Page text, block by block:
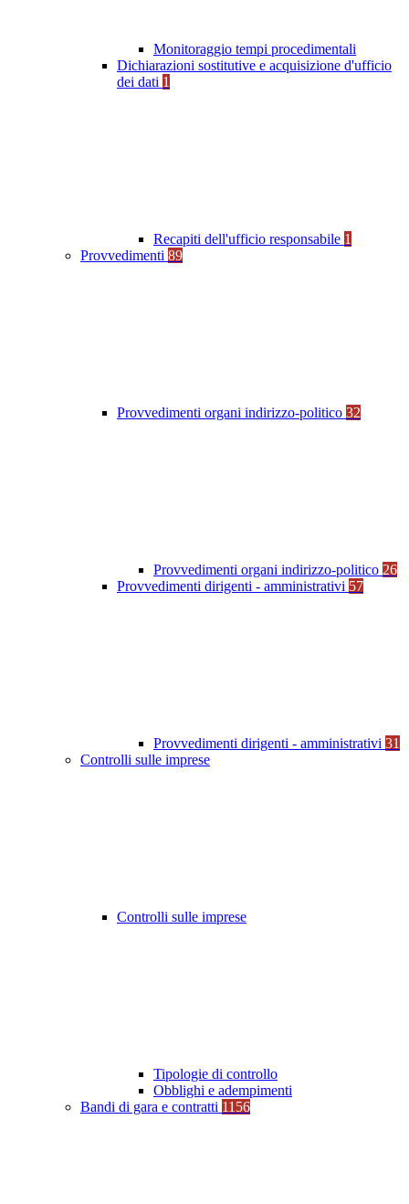
Monitoraggio tempi procedimentali
Dichiarazioni sostitutive e acquisizione d'ufficio
dei dati 1
Recapiti dell'ufficio responsabile 1
Provvedimenti 89
Provvedimenti organi indirizzo-politico 32
Provvedimenti organi indirizzo-politico 26
Provvedimenti dirigenti - amministrativi 57
Provvedimenti dirigenti - amministrativi 31
Controlli sulle imprese
Controlli sulle imprese
Tipologie di controllo
Obblighi e adempimenti
Bandi di gara e contratti 1156